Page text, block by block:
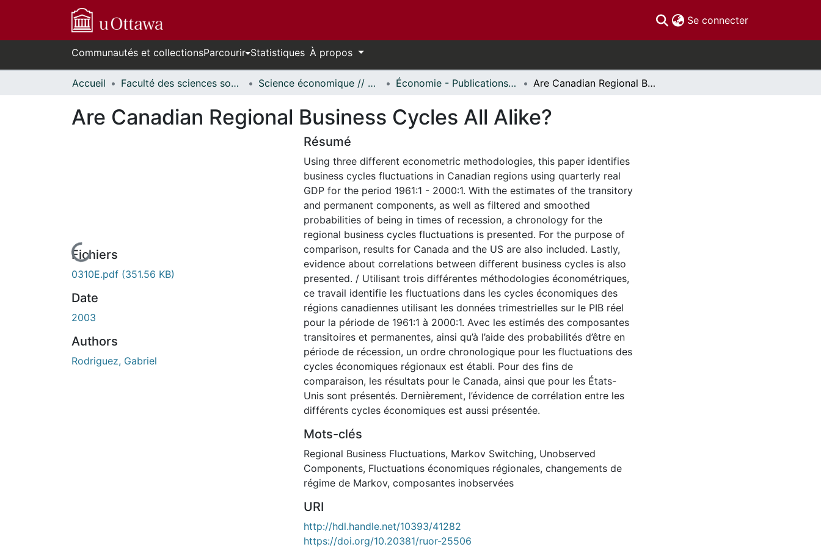
Se connecter(current)
Communautés et collectionsParcourir Statistiques À propos
Accueil Faculté des sciences sociales // Faculty of Social Sciences Science économique // Economics Économie - Publications // Economics - Working Papers Are Canadian Regional Business Cycles All Alike?
Are Canadian Regional Business Cycles All Alike?
En cours de chargement...
Fichiers
0310E.pdf (351.56 KB)
Date
2003
Authors
Rodriguez, Gabriel
Résumé
Using three different econometric methodologies, this paper identifies
business cycles fluctuations in Canadian regions using quarterly real
GDP for the period 1961:1 - 2000:1. With the estimates of the transitory
and permanent components, as well as filtered and smoothed
probabilities of being in times of recession, a chronology for the
regional business cycles fluctuations is presented. For the purpose of
comparison, results for Canada and the US are also included. Lastly,
evidence about correlations between different business cycles is also
presented. / Utilisant trois différentes méthodologies économétriques,
ce travail identifie les fluctuations dans les cycles économiques des
régions canadiennes utilisant les données trimestrielles sur le PIB réel
pour la période de 1961:1 à 2000:1. Avec les estimés des composantes
transitoires et permanentes, ainsi qu’à l’aide des probabilités d’être en
période de récession, un ordre chronologique pour les fluctuations des
cycles économiques régionaux est établi. Pour des fins de
comparaison, les résultats pour le Canada, ainsi que pour les États-
Unis sont présentés. Dernièrement, l’évidence de corrélation entre les
différents cycles économiques est aussi présentée.
Mots-clés
Regional Business Fluctuations, Markov Switching, Unobserved
Components, Fluctuations économiques régionales, changements de
régime de Markov, composantes inobservées
URI
http://hdl.handle.net/10393/41282
https://doi.org/10.20381/ruor-25506